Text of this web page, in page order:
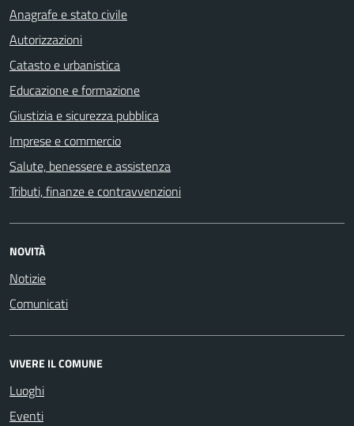
Anagrafe e stato civile
Autorizzazioni
Catasto e urbanistica
Educazione e formazione
Giustizia e sicurezza pubblica
Imprese e commercio
Salute, benessere e assistenza
Tributi, finanze e contravvenzioni
NOVITÀ
Notizie
Comunicati
VIVERE IL COMUNE
Luoghi
Eventi